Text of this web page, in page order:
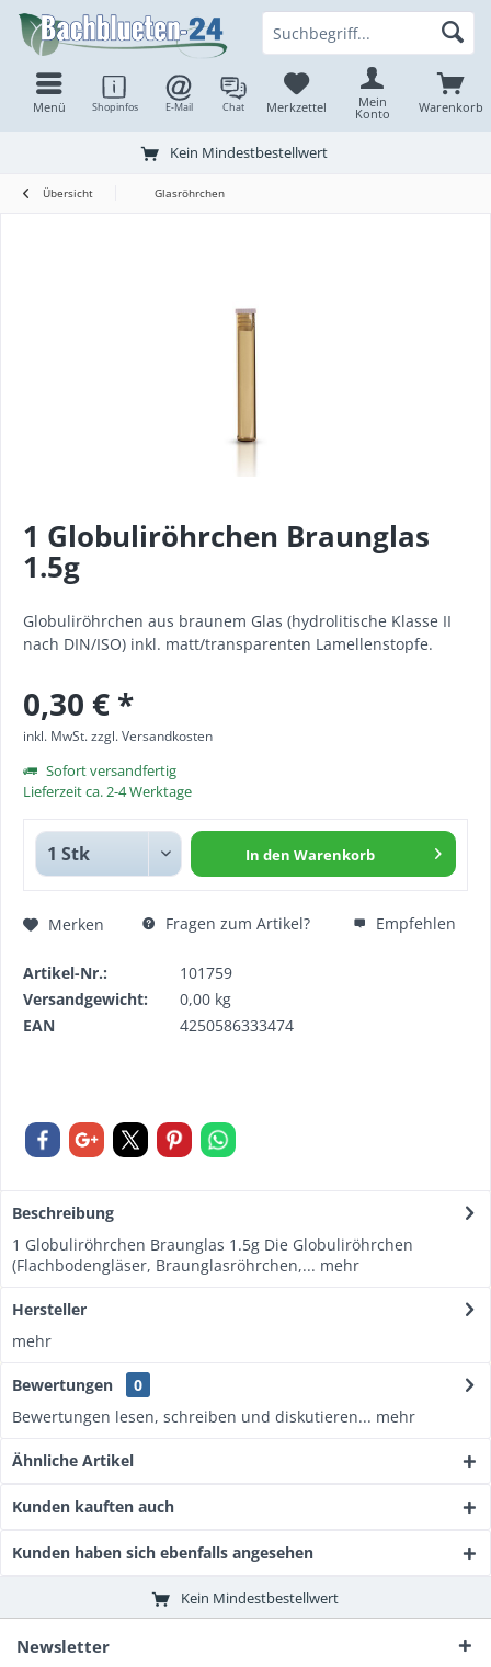
Kein Mindestbestellwert
Warenkorb
Shopinfos E-Mail Chat Merkzettel Mein
Konto
Menü
Übersicht Glasröhrchen
1 Globuliröhrchen Braunglas
1.5g
Globuliröhrchen aus braunem Glas (hydrolitische Klasse II
nach DIN/ISO) inkl. matt/transparenten Lamellenstopfe.
0,30 € *
inkl. MwSt.zzgl. Versandkosten
Sofort versandfertig
Lieferzeit ca. 2-4 Werktage
In den Warenkorb
Merken Fragen zum Artikel? Empfehlen
Artikel-Nr.:
101759
Versandgewicht:
0,00 kg
EAN
4250586333474
Beschreibung
1 Globuliröhrchen Braunglas 1.5g Die Globuliröhrchen
(Flachbodengläser, Braunglasröhrchen,... mehr
Hersteller
mehr
Bewertungen
0
Bewertungen lesen, schreiben und diskutieren... mehr
Ähnliche Artikel
Kunden kauften auch
Kunden haben sich ebenfalls angesehen
Kein Mindestbestellwert
Newsletter